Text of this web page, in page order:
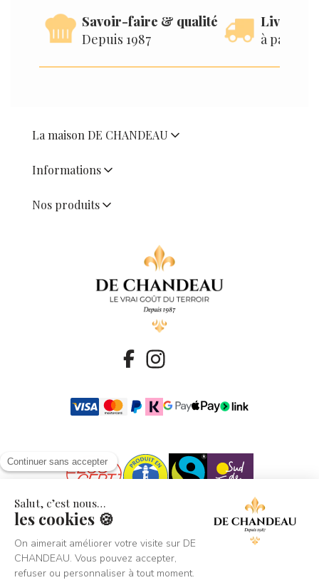
Savoir-faire & qualité
Depuis 1987
à partir
La maison DE CHANDEAU
Informations
Nos produits